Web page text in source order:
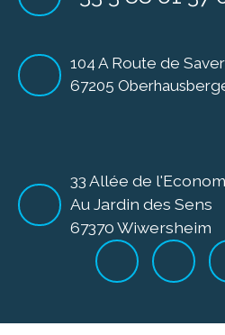
104 A Route de
67205
33 Allée de
Au Jardin des Sens
67370 Wiwersheim